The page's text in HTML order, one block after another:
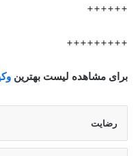
++++++
+++++++++
برای مشاهده لیست بهترین
رضایت